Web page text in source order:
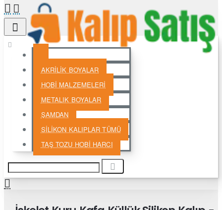
AKRİLİK BOYALAR
HOBİ MALZEMELERİ
METALIK BOYALAR
ŞAMDAN
SİLİKON KALIPLAR TÜMÜ
TAŞ TOZU HOBİ HARCI